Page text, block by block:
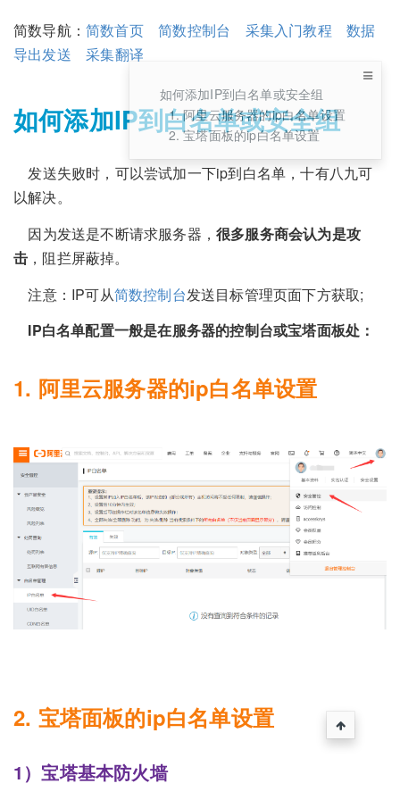
如何添加IP到白名单或安全组
1. 阿里云服务器的ip白名单设置
2. 宝塔面板的ip白名单设置
简数导航： 简数首页 简数控制台 采集入门教程
数据
导出发送
采集翻译
如何添加IP到白名单或安全组
发送失败时，可以尝试加一下ip到白名单，十有八九可
以解决。
因为发送是不断请求服务器， 很多服务商会认为是攻
击 ，阻拦屏蔽掉。
注意：IP可从简数控制台发送目标管理页面下方获取;
IP白名单配置一般是在服务器的控制台或宝塔面板处：
1. 阿里云服务器的ip白名单设置
2. 宝塔面板的ip白名单设置
1）宝塔基本防火墙